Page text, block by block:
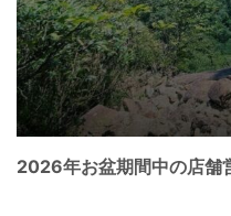
2026年お盆期間中の店舗